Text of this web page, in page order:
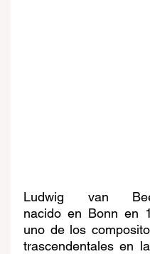
Ludwig van
nacido en Bonn en
uno de los
trascendentales en